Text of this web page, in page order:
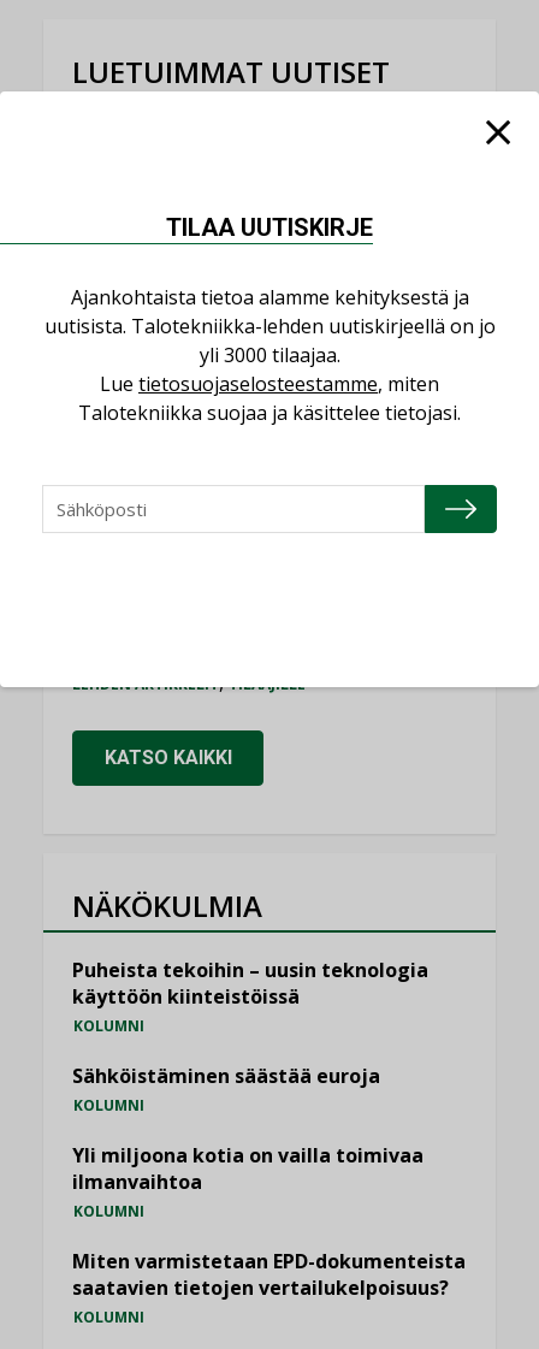
LUETUIMMAT UUTISET
”Asiakkaat hakevat kumppaneita, jotka
yhdistävät useita teknisiä osaamisalueita
saman katon alle”
Sähköistyminen kasvaa voimakkaasti:
AJANKOHTAISTA
LEHDEN ARTIKKELIT,TILAAJILLE
KATSO KAIKKI
NÄKÖKULMIA
Puheista tekoihin – uusin teknologia
käyttöön kiinteistöissä
KOLUMNI
Sähköistäminen säästää euroja
KOLUMNI
Yli miljoona kotia on vailla toimivaa
ilmanvaihtoa
KOLUMNI
Miten varmistetaan EPD-dokumenteista
saatavien tietojen vertailukelpoisuus?
KOLUMNI
TILAA UUTISKIRJE
Ajankohtaista tietoa alamme kehityksestä ja
uutisista. Talotekniikka-lehden uutiskirjeellä on jo
yli 3000 tilaajaa.
Lue tietosuojaselosteestamme, miten
Talotekniikka suojaa ja käsittelee tietojasi.